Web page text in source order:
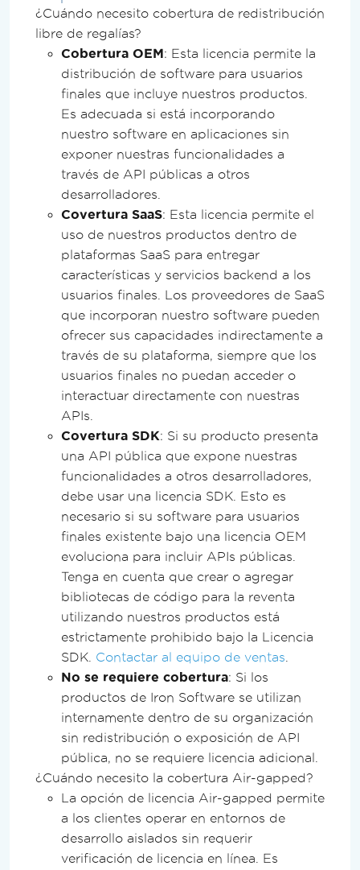
¿Cuándo necesito cobertura de redistribución
libre de regalías?
Cobertura OEM: Esta licencia permite la
distribución de software para usuarios
finales que incluye nuestros productos.
Es adecuada si está incorporando
nuestro software en aplicaciones sin
exponer nuestras funcionalidades a
través de API públicas a otros
desarrolladores.
Covertura SaaS: Esta licencia permite el
uso de nuestros productos dentro de
plataformas SaaS para entregar
características y servicios backend a los
usuarios finales. Los proveedores de SaaS
que incorporan nuestro software pueden
ofrecer sus capacidades indirectamente a
través de su plataforma, siempre que los
usuarios finales no puedan acceder o
interactuar directamente con nuestras
APIs.
Covertura SDK: Si su producto presenta
una API pública que expone nuestras
funcionalidades a otros desarrolladores,
debe usar una licencia SDK. Esto es
necesario si su software para usuarios
finales existente bajo una licencia OEM
evoluciona para incluir APIs públicas.
Tenga en cuenta que crear o agregar
bibliotecas de código para la reventa
utilizando nuestros productos está
estrictamente prohibido bajo la Licencia
SDK. Contactar al equipo de ventas
No se requiere cobertura: Si los
productos de Iron Software se utilizan
internamente dentro de su organización
sin redistribución o exposición de API
pública, no se requiere licencia adicional.
¿Cuándo necesito la cobertura Air-gapped?
La opción de licencia Air-gapped permite
a los clientes operar en entornos de
desarrollo aislados sin requerir
verificación de licencia en línea. Es